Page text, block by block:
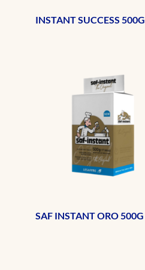
INSTANT SUCCESS 500G
SAF INSTANT ORO 500G